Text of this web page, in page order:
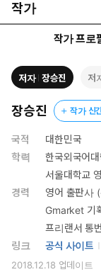
작가
작가 프로
저자 장승진 저
장승진 작가 신
국적
대한민국
학력
한국외국어
서울대학교
경력
영어 출판사
Gmarket 기
프리랜서 통
링크
공식 사이트
2018.12.18 업데이트